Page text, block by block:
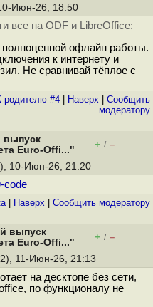
Июн-26, 18:50
все на ODF и LibreOffice:
офлайн работы.
к интернету и
Не сравнивай тёплое с
родителю #4 Наверх
Cообщить
модератору
выпуск
Euro-Offi..."
+ / –
10-Июн-26, 21:20
code
| Наверх Cообщить модератору
выпуск
Euro-Offi..."
+ / –
11-Июн-26, 21:13
на десктопе без сети,
по функционалу не